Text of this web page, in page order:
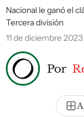
Nacional le ganó el
Tercera división
11 de diciembre 2023
Por